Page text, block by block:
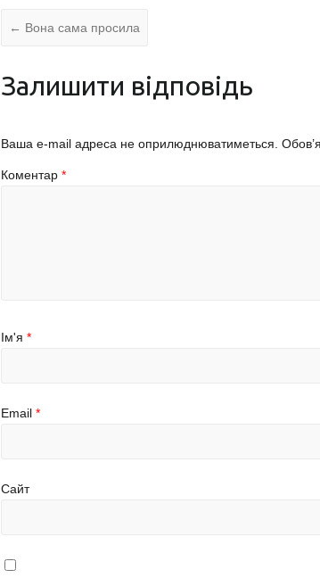
← Вона сама просила
Залишити відповідь
Ваша e-mail адреса не оприлюднюватиметься.
Коментар *
Ім'я *
Email *
Сайт